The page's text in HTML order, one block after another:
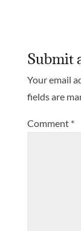
Submit
Your email
fields are
Comment *